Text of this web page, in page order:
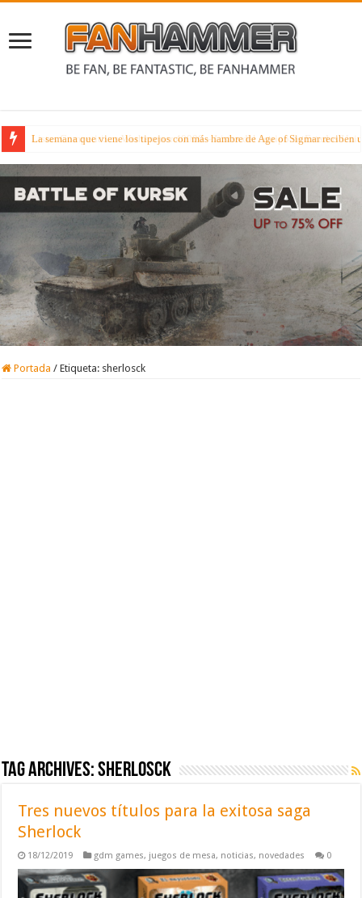
La semana que viene los tipejos con más hambre de Age of Sigmar reciben
Portada / Etiqueta: sherlosck
Tag Archives:sherlosck
Tres nuevos títulos para la exitosa saga
Sherlock
18/12/2019 gdm games, juegos de mesa, noticias, novedades 0